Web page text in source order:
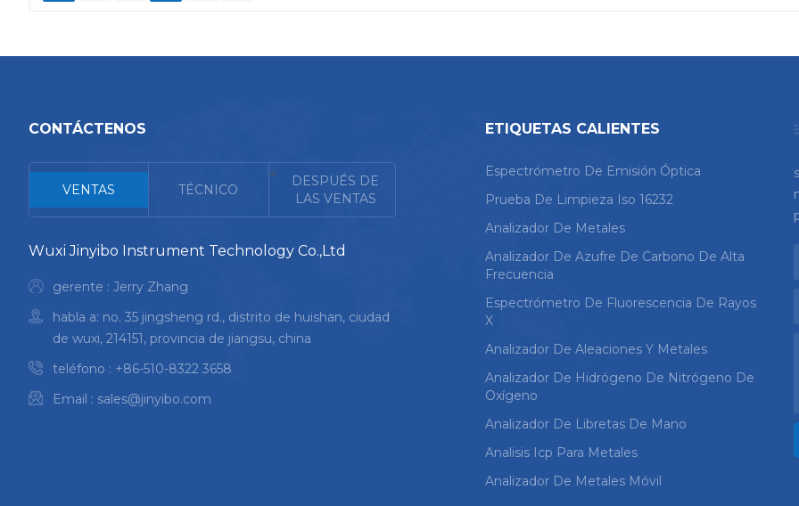
CONTÁCTENOS
VENTAS TÉCNICO
<
DESPUÉS DE
LAS VENTAS
Wuxi Jinyibo Instrument Technology Co.,Ltd
gerente : Jerry Zhang
habla a: no. 35 jingsheng rd., distrito de huishan, ciudad
de wuxi, 214151, provincia de jiangsu, china
teléfono : +86-510-8322 3658
Email : sales@jinyibo.com
ETIQUETAS CALIENTES
Espectrómetro De Emisión Óptica
Prueba De Limpieza Iso 16232
Analizador De Metales
Analizador De Azufre De Carbono De Alta
Frecuencia
Espectrómetro De Fluorescencia De Rayos
X
Analizador De Aleaciones Y Metales
Analizador De Hidrógeno De Nitrógeno De
Oxígeno
Analizador De Libretas De Mano
Analisis Icp Para Metales
Analizador De Metales Móvil